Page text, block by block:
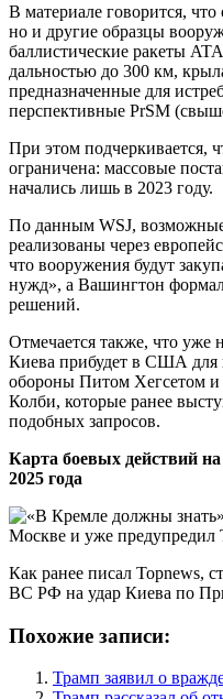
В материале говорится,
но и другие образцы
баллистические ракеты
дальностью до 300 км,
предназначенные для
перспективные PrSM
При этом подчеркивается,
ограничена: массовые
начались лишь в 2023 году.
По данным WSJ,
реализованы через
что вооружения будут
нужд», а Вашингтон
решений.
Отмечается также, что уже
Киева прибудет в США для
обороны Питом Хегсетом и
Колби, которые ранее
подобных запросов.
Карта боевых действий
2025 года
Как ранее писал Topnews,
ВС РФ на удар Киева по
Похожие записи:
Трамп заявил о